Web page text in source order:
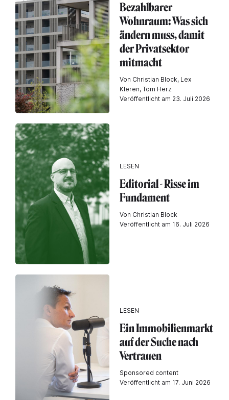
Bezahlbarer
Wohnraum: Was sich
ändern muss, damit
der Privatsektor
mitmacht
Von Christian Block, Lex
Kleren, Tom Herz
Veröffentlicht am 23. Juli 2026
LESEN
Editorial - Risse im
Fundament
Von Christian Block
Veröffentlicht am 16. Juli 2026
LESEN
Ein Immobilienmarkt
auf der Suche nach
Vertrauen
Sponsored content
Veröffentlicht am 17. Juni 2026